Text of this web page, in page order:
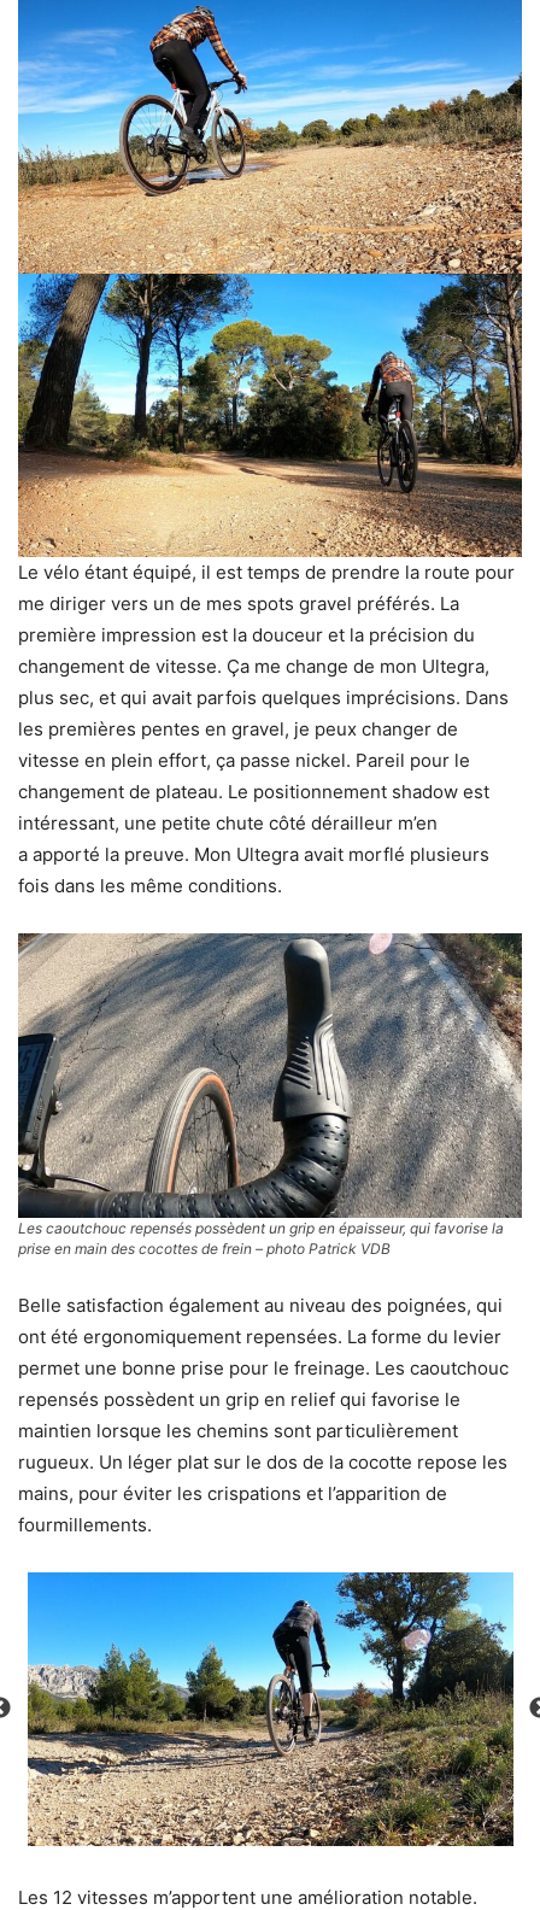
Le vélo étant équipé, il est temps de prendre la route pour
me diriger vers un de mes spots gravel préférés. La
première impression est la douceur et la précision du
changement de vitesse. Ça me change de mon Ultegra,
plus sec, et qui avait parfois quelques imprécisions. Dans
les premières pentes en gravel, je peux changer de
vitesse en plein effort, ça passe nickel. Pareil pour le
changement de plateau. Le positionnement shadow est
intéressant, une petite chute côté dérailleur m’en
a apporté la preuve. Mon Ultegra avait morflé plusieurs
fois dans les même conditions.
Les caoutchouc repensés possèdent un grip en épaisseur, qui favorise la
prise en main des cocottes de frein – photo Patrick VDB
Belle satisfaction également au niveau des poignées, qui
ont été ergonomiquement repensées. La forme du levier
permet une bonne prise pour le freinage. Les caoutchouc
repensés possèdent un grip en relief qui favorise le
maintien lorsque les chemins sont particulièrement
rugueux. Un léger plat sur le dos de la cocotte repose les
mains, pour éviter les crispations et l’apparition de
fourmillements.
Les 12 vitesses m’apportent une amélioration notable.